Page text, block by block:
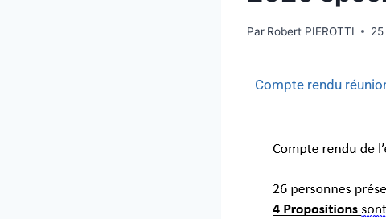
Par Robert PIEROTTI
Compte rendu